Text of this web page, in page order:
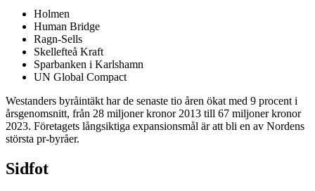
Holmen
Human Bridge
Ragn-Sells
Skellefteå Kraft
Sparbanken i Karlshamn
UN Global Compact
Westanders byråintäkt har de senaste tio åren ökat med 9 procent i
årsgenomsnitt, från 28 miljoner kronor 2013 till 67 miljoner kronor
2023. Företagets långsiktiga expansionsmål är att bli en av Nordens
största pr-byråer.
Sidfot